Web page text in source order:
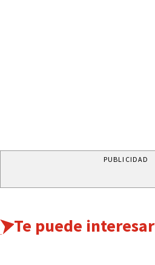
PUBLICIDAD
Te puede interesar